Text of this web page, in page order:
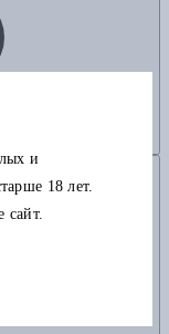
и
18 лет.